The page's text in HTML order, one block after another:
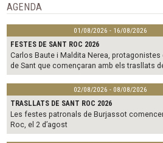
AGENDA
01/08/2026 - 16/08/2026
FESTES DE SANT ROC 2026
Carlos Baute i Maldita Nerea,
de Sant que començaran amb els trasllats
02/08/2026 - 08/08/2026
TRASLLATS DE SANT ROC 2026
Les festes patronals de Burjassot
Roc, el 2 d’agost